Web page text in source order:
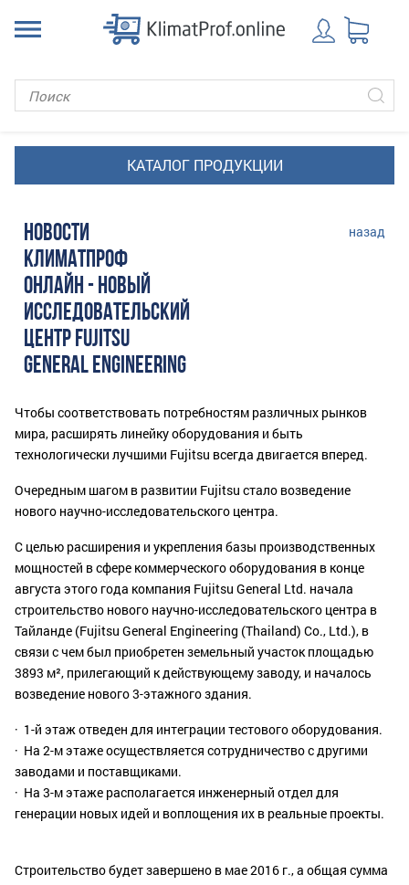
НОВОСТИ
КЛИМАТПРОФ
ОНЛАЙН - НОВЫЙ
ИССЛЕДОВАТЕЛЬСКИЙ
ЦЕНТР FUJITSU
GENERAL ENGINEERING
назад
Чтобы соответствовать потребностям различных рынков
мира, расширять линейку оборудования и быть
технологически лучшими Fujitsu всегда двигается вперед.
Очередным шагом в развитии Fujitsu стало возведение
нового научно-исследовательского центра.
С целью расширения и укрепления базы производственных
мощностей в сфере коммерческого оборудования в конце
августа этого года компания Fujitsu General Ltd. начала
строительство нового научно-исследовательского центра в
Тайланде (Fujitsu General Engineering (Thailand) Co., Ltd.), в
связи с чем был приобретен земельный участок площадью
3893 м², прилегающий к действующему заводу, и началось
возведение нового 3-этажного здания.
· 1-й этаж отведен для интеграции тестового оборудования.
· На 2-м этаже осуществляется сотрудничество с другими
заводами и поставщиками.
· На 3-м этаже располагается инженерный отдел для
генерации новых идей и воплощения их в реальные проекты.
Строительство будет завершено в мае 2016 г., а общая сумма